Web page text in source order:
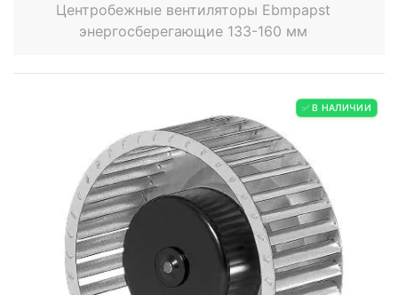
Центробежные вентиляторы Ebmpapst
энергосберегающие 133-160 мм
✅ В НАЛИЧИИ